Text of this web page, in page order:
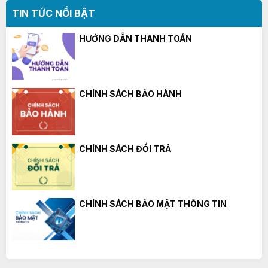
TIN TỨC NỔI BẬT
HƯỚNG DẪN THANH TOÁN
CHÍNH SÁCH BẢO HÀNH
CHÍNH SÁCH ĐỔI TRẢ
CHÍNH SÁCH BẢO MẬT THÔNG TIN